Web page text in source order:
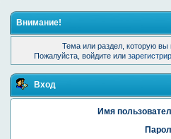
Внимание!
Тема или раздел, которую вы
Пожалуйста, войдите или
Вход
Имя